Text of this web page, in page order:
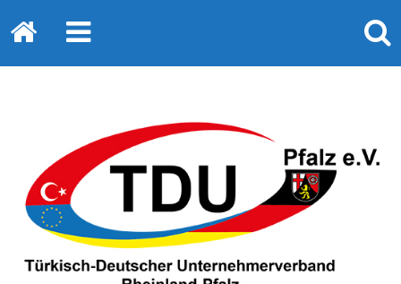
Startseite
PRIMÄRE
ERWEITERN